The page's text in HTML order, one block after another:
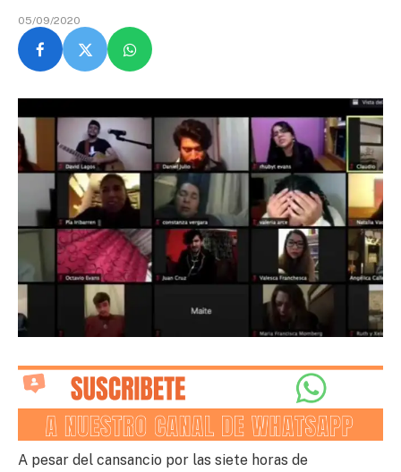
05/09/2020
A pesar del cansancio por las siete horas de